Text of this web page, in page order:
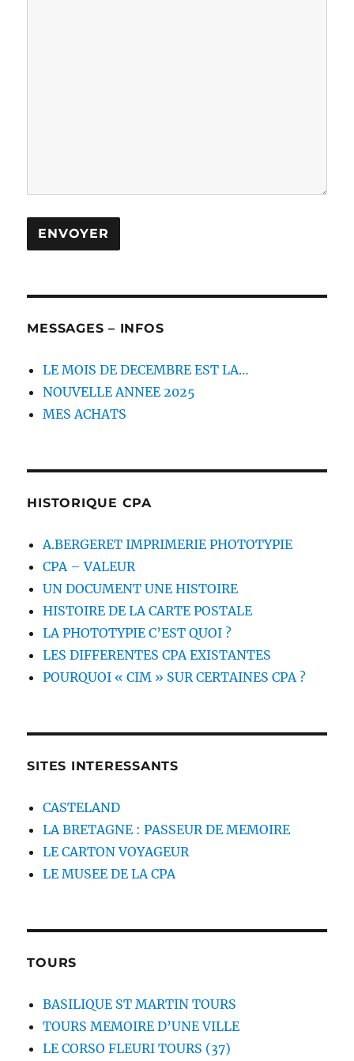
MESSAGES – INFOS
LE MOIS DE DECEMBRE EST LA…
NOUVELLE ANNEE 2025
MES ACHATS
HISTORIQUE CPA
A.BERGERET IMPRIMERIE PHOTOTYPIE
CPA – VALEUR
UN DOCUMENT UNE HISTOIRE
HISTOIRE DE LA CARTE POSTALE
LA PHOTOTYPIE C’EST QUOI ?
LES DIFFERENTES CPA EXISTANTES
POURQUOI « CIM » SUR CERTAINES CPA ?
SITES INTERESSANTS
CASTELAND
LA BRETAGNE : PASSEUR DE MEMOIRE
LE CARTON VOYAGEUR
LE MUSEE DE LA CPA
TOURS
BASILIQUE ST MARTIN TOURS
TOURS MEMOIRE D’UNE VILLE
LE CORSO FLEURI TOURS (37)